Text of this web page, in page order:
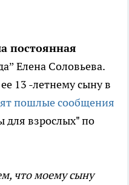
постоянная
Елена Соловьева.
13 -летнему сыну в
пошлые сообщения
для взрослых" по
что моему сыну